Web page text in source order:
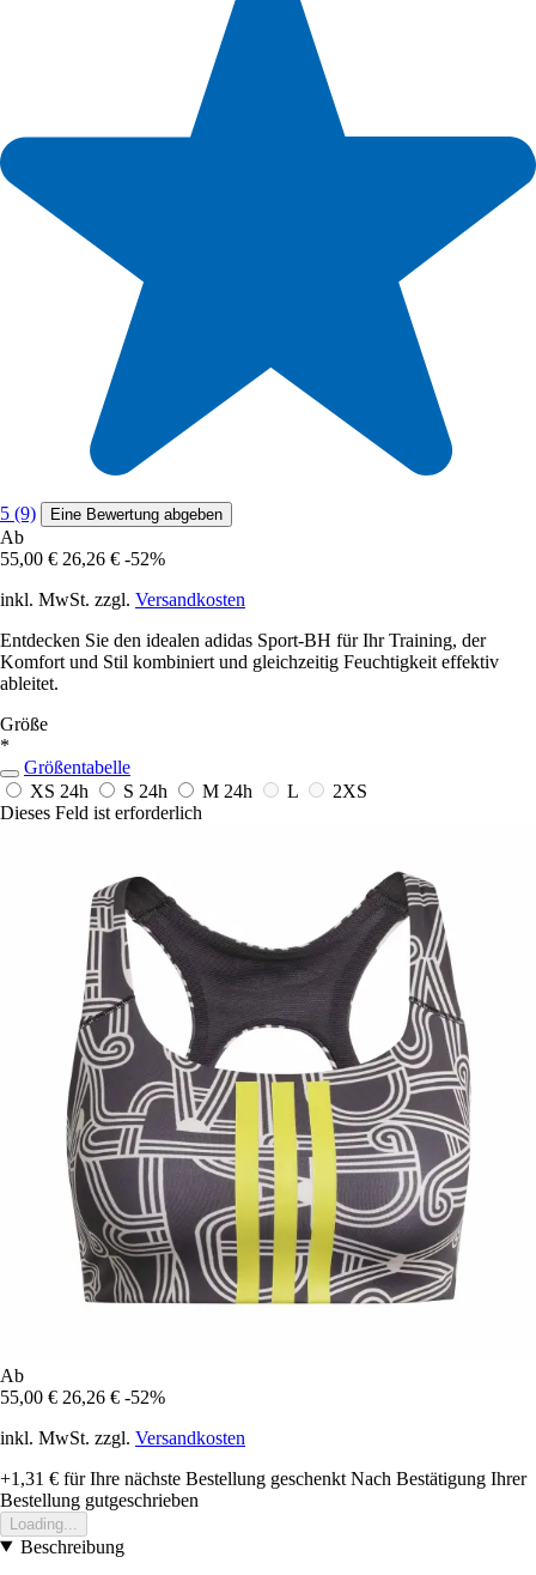
5 (9) Eine Bewertung abgeben
Ab
55,00 € 26,26 € -52%
inkl. MwSt. zzgl. Versandkosten
Entdecken Sie den idealen adidas Sport-BH für Ihr Training, der
Komfort und Stil kombiniert und gleichzeitig Feuchtigkeit effektiv
ableitet.
Größe
*
Größentabelle
XS 24h S 24h M 24h L
2XS
Dieses Feld ist erforderlich
Ab
55,00 € 26,26 € -52%
inkl. MwSt. zzgl. Versandkosten
+1,31 € für Ihre nächste Bestellung geschenkt Nach Bestätigung Ihrer
Bestellung gutgeschrieben
Loading...
Beschreibung